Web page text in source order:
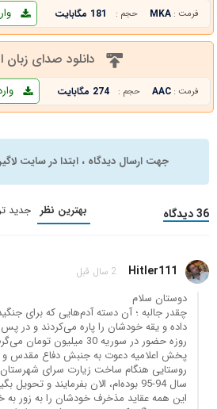
فرمت : MKA حجم : 181 مگابایت
دانلود صدای
فرمت : AAC حجم : 274 مگابایت
جهت ارسال دیدگاه ، ابتدا در سایت
36 دیدگاه بهترین نظر جدید
Hitler111 2 سال قبل
دوستان سلام
چقدر جالبه ؛ آن دسته آدم‌هایی که برای
روزه حضور در سوریه 30
پخش اعلامیه دعوت به جنبش دفاع مقدس و
روستایی هنگام ساخت زیارت سرای
سال 94-95 بوده‌ام، الان بفرمایند و تحویل بگیرند.
این همه عقاید مذخرف خودشان را به زور به